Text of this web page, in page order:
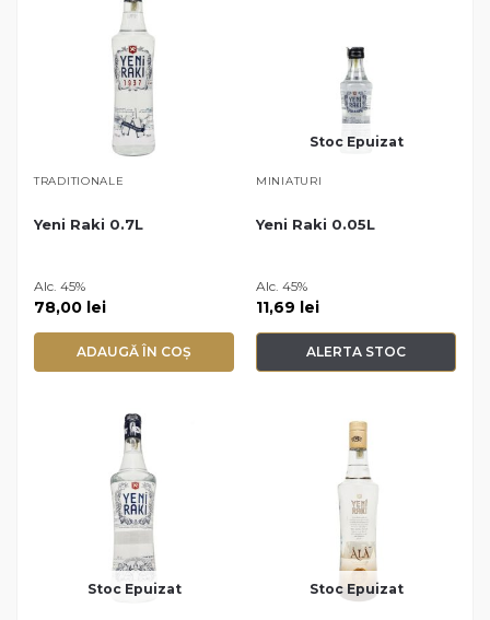
TRADITIONALE
Yeni Raki 0.7L
Alc. 45%
78,00 lei
ADAUGĂ ÎN COȘ
Stoc Epuizat
MINIATURI
Yeni Raki 0.05L
Alc. 45%
11,69 lei
ALERTA STOC
Stoc Epuizat Stoc Epuizat